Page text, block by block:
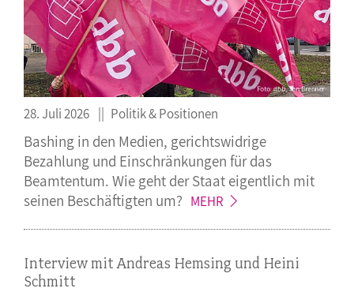
28. Juli 2026 Politik & Positionen
Bashing in den Medien, gerichtswidrige
Bezahlung und Einschränkungen für das
Beamtentum. Wie geht der Staat eigentlich mit
seinen Beschäftigten um? MEHR
Interview mit Andreas Hemsing und Heini
Schmitt